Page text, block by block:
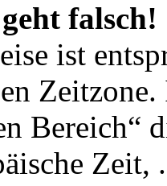
falsch!
ist
Bereich“
Zeit,